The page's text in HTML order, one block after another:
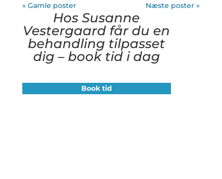
« Gamle poster Næste poster »
Hos Susanne
Vestergaard får du en
behandling tilpasset
dig – book tid i dag
Book tid